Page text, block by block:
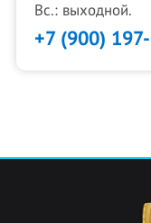
Вс.: выходной.
+7 (900)